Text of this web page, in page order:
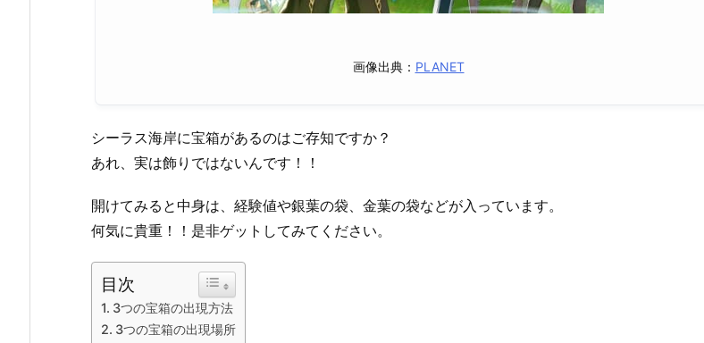
画像出典： PLANET
シーラス海岸に宝箱があるのはご存知ですか？
あれ、実は飾りではないんです！！
開けてみると中身は、経験値や銀葉の袋、金葉の袋などが入っています。
何気に貴重！！是非ゲットしてみてください。
目次
3つの宝箱の出現方法
3つの宝箱の出現場所